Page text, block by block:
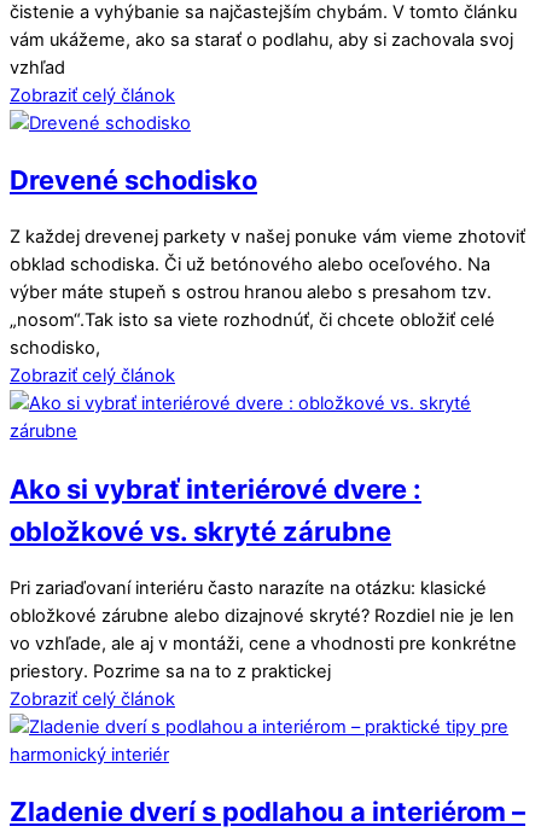
čistenie a vyhýbanie sa najčastejším chybám. V tomto článku
vám ukážeme, ako sa starať o podlahu, aby si zachovala svoj
vzhľad
Zobraziť celý článok
Drevené schodisko
Z každej drevenej parkety v našej ponuke vám vieme zhotoviť
obklad schodiska. Či už betónového alebo oceľového. Na
výber máte stupeň s ostrou hranou alebo s presahom tzv.
„nosom“.Tak isto sa viete rozhodnúť, či chcete obložiť celé
schodisko,
Zobraziť celý článok
Ako si vybrať interiérové dvere :
obložkové vs. skryté zárubne
Pri zariaďovaní interiéru často narazíte na otázku: klasické
obložkové zárubne alebo dizajnové skryté? Rozdiel nie je len
vo vzhľade, ale aj v montáži, cene a vhodnosti pre konkrétne
priestory. Pozrime sa na to z praktickej
Zobraziť celý článok
Zladenie dverí s podlahou a interiérom –